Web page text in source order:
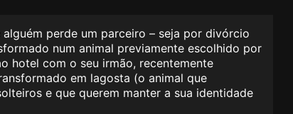
perde um parceiro – seja por divórcio
num animal previamente escolhido por
hotel com o seu irmão, recentemente
em lagosta (o animal que
e que querem manter a sua identidade